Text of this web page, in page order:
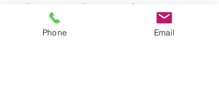
à disposition, le rapprochement ou
l'interconnexion, la limitation,
l'effacement ou la destruction;
Phone Email